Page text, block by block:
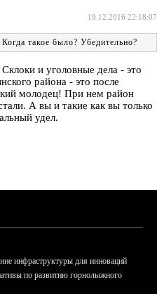
19.12.2016 22:18:07
такое было? Убедительно?
и уголовные дела - это
района - это после
молодец! При нем район
А вы и такие как вы только
удел.
инфраструктуры для инноваций
по развитию горнолыжного